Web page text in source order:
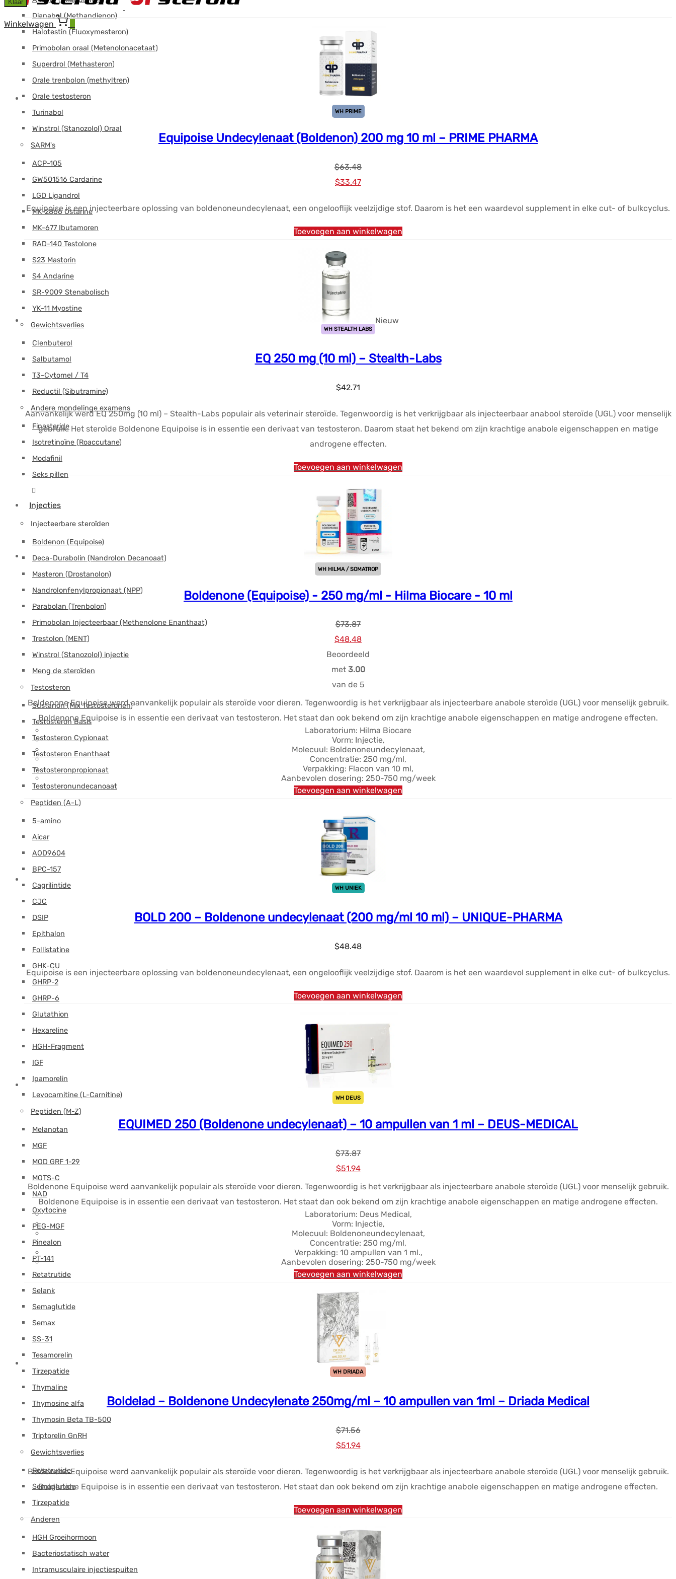
Dianabol (Methandienon)
Halotestin (Fluoxymesteron)
Primobolan oraal (Metenolonacetaat)
Superdrol (Methasteron)
Orale trenbolon (methyltren)
Orale testosteron
Turinabol
Winstrol (Stanozolol) Oraal
SARM's
ACP-105
GW501516 Cardarine
LGD Ligandrol
MK-2866 Ostarine
MK-677 Ibutamoren
RAD-140 Testolone
S23 Mastorin
S4 Andarine
SR-9009 Stenabolisch
YK-11 Myostine
Gewichtsverlies
Clenbuterol
Salbutamol
T3-Cytomel / T4
Reductil (Sibutramine)
Andere mondelinge examens
Finasteride
Isotretinoïne (Roaccutane)
Modafinil
Seks pillen
Injecties
Injecteerbare steroïden
Boldenon (Equipoise)
Deca-Durabolin (Nandrolon Decanoaat)
Masteron (Drostanolon)
Nandrolonfenylpropionaat (NPP)
Parabolan (Trenbolon)
Primobolan Injecteerbaar (Methenolone Enanthaat)
Trestolon (MENT)
Winstrol (Stanozolol) injectie
Meng de steroïden
Testosteron
Sustanon (Mix Testosteronen)
Testosteron Basis
Testosteron Cypionaat
Testosteron Enanthaat
Testosteronpropionaat
Testosteronundecanoaat
Peptiden (A-L)
5-amino
Aicar
AOD9604
BPC-157
Cagrilintide
CJC
DSIP
Epithalon
Follistatine
GHK-CU
GHRP-2
GHRP-6
Glutathion
Hexareline
HGH-Fragment
IGF
Ipamorelin
Levocarnitine (L-Carnitine)
Peptiden (M-Z)
Melanotan
MGF
MOD GRF 1-29
MOTS-C
NAD
Oxytocine
PEG-MGF
Pinealon
PT-141
Retatrutide
Selank
Semaglutide
Semax
SS-31
Tesamorelin
Tirzepatide
Thymaline
Thymosine alfa
Thymosin Beta TB-500
Triptorelin GnRH
Gewichtsverlies
Retatrutide
Semaglutide
Tirzepatide
Anderen
HGH Groeihormoon
Bacteriostatisch water
Intramusculaire injectiespuiten
Winkelwagen
Klaar
WH PRIME
Equipoise Undecylenaat (Boldenon) 200 mg 10 ml – PRIME PHARMA
$63.48
Oorspronkelijke
was:
$63.48.
$33.47Huidige
is:
$33.47.
Equipoise is een injecteerbare oplossing van boldenoneundecylenaat, een ongelooflijk veelzijdige stof. Daarom is het een waardevol supplement in elke cut- of bulkcyclus.
Toevoegen aan winkelwagen
Nieuw
WH STEALTH LABS
EQ 250 mg (10 ml) – Stealth-Labs
$42.71
Aanvankelijk werd EQ 250mg (10 ml) – Stealth-Labs populair als veterinair steroïde. Tegenwoordig is het verkrijgbaar als injecteerbaar anabool steroïde (UGL) voor menselijk
gebruik. Het steroïde Boldenone Equipoise is in essentie een derivaat van testosteron. Daarom staat het bekend om zijn krachtige anabole eigenschappen en matige
androgene effecten.
Toevoegen aan winkelwagen
WH HILMA / SOMATROP
Boldenone (Equipoise) - 250 mg/ml - Hilma Biocare - 10 ml
$73.87
Oorspronkelijke
prijs
was:
$73.87.
$48.48Huidige
prijs
is:
$48.48.
Beoordeeld
met 3.00
van de 5
Boldenone Equipoise werd aanvankelijk populair als steroïde voor dieren. Tegenwoordig is het verkrijgbaar als injecteerbare anabole steroïde (UGL) voor menselijk gebruik.
Boldenone Equipoise is in essentie een derivaat van testosteron. Het staat dan ook bekend om zijn krachtige anabole eigenschappen en matige androgene effecten.
Laboratorium: Hilma Biocare
Vorm: Injectie,
Molecuul: Boldenoneundecylenaat,
Concentratie: 250 mg/ml,
Verpakking: Flacon van 10 ml,
Aanbevolen dosering: 250-750 mg/week
Toevoegen aan winkelwagen
WH UNIEK
BOLD 200 – Boldenone undecylenaat (200 mg/ml 10 ml) – UNIQUE-PHARMA
$48.48
Equipoise is een injecteerbare oplossing van boldenoneundecylenaat, een ongelooflijk veelzijdige stof. Daarom is het een waardevol supplement in elke cut- of bulkcyclus.
Toevoegen aan winkelwagen
WH DEUS
EQUIMED 250 (Boldenone undecylenaat) – 10 ampullen van 1 ml – DEUS-MEDICAL
$73.87
Oorspronkelijke
prijs
was:
$73.87.
$51.94Huidige
prijs
is:
$51.94.
Boldenone Equipoise werd aanvankelijk populair als steroïde voor dieren. Tegenwoordig is het verkrijgbaar als injecteerbare anabole steroïde (UGL) voor menselijk gebruik.
Boldenone Equipoise is in essentie een derivaat van testosteron. Het staat dan ook bekend om zijn krachtige anabole eigenschappen en matige androgene effecten.
Laboratorium: Deus Medical,
Vorm: Injectie,
Molecuul: Boldenoneundecylenaat,
Concentratie: 250 mg/ml,
Verpakking: 10 ampullen van 1 ml.,
Aanbevolen dosering: 250-750 mg/week
Toevoegen aan winkelwagen
WH DRIADA
Boldelad – Boldenone Undecylenate 250mg/ml – 10 ampullen van 1ml – Driada Medical
$71.56
Oorspronkelijke
was:
$71.56.
$51.94Huidige
is:
$51.94.
Boldenone Equipoise werd aanvankelijk populair als steroïde voor dieren. Tegenwoordig is het verkrijgbaar als injecteerbare anabole steroïde (UGL) voor menselijk gebruik.
Boldenone Equipoise is in essentie een derivaat van testosteron. Het staat dan ook bekend om zijn krachtige anabole eigenschappen en matige androgene effecten.
Toevoegen aan winkelwagen